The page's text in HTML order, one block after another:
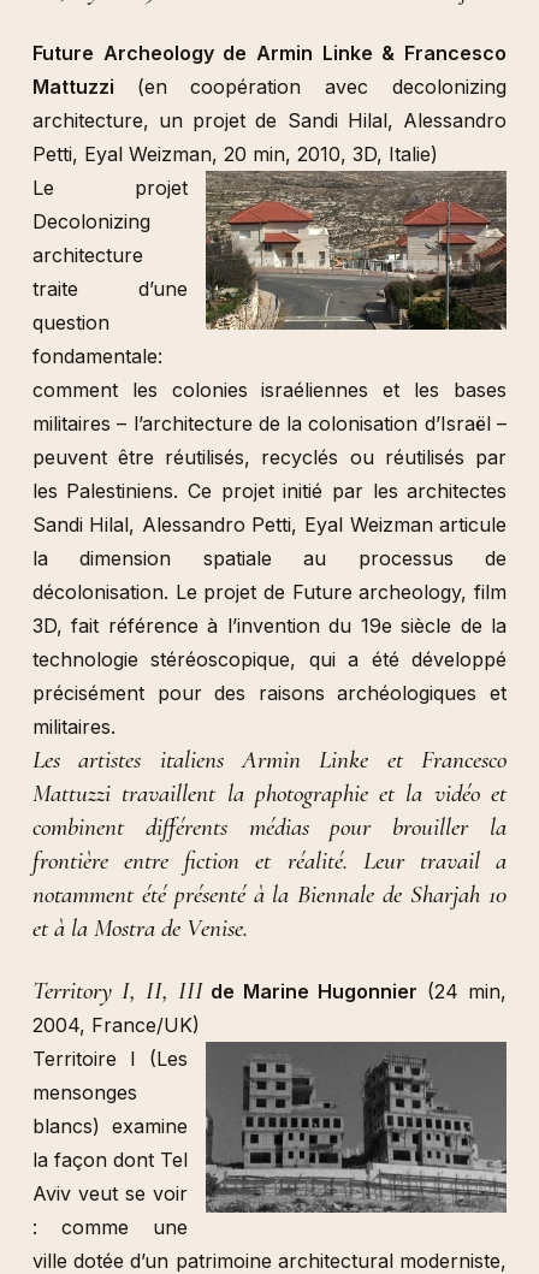
Future Archeology de Armin Linke & Francesco
Mattuzzi (en coopération avec decolonizing
architecture, un projet de Sandi Hilal, Alessandro
Petti, Eyal Weizman, 20 min, 2010, 3D, Italie)
Le projet
Decolonizing
architecture
traite d’une
question
fondamentale:
comment les colonies israéliennes et les bases
militaires – l’architecture de la colonisation d’Israël –
peuvent être réutilisés, recyclés ou réutilisés par
les Palestiniens. Ce projet initié par les architectes
Sandi Hilal, Alessandro Petti, Eyal Weizman articule
la dimension spatiale au processus de
décolonisation. Le projet de Future archeology, film
3D, fait référence à l’invention du 19e siècle de la
technologie stéréoscopique, qui a été développé
précisément pour des raisons archéologiques et
militaires.
Les artistes italiens Armin Linke et Francesco
Mattuzzi travaillent la photographie et la vidéo et
combinent différents médias pour brouiller la
frontière entre fiction et réalité. Leur travail a
notamment été présenté à la Biennale de Sharjah 10
et à la Mostra de Venise.
Territory I, II, IIIde Marine Hugonnier (24 min,
2004, France/UK)
Territoire I (Les
mensonges
blancs) examine
la façon dont Tel
Aviv veut se voir
: comme une
ville dotée d’un patrimoine architectural moderniste,